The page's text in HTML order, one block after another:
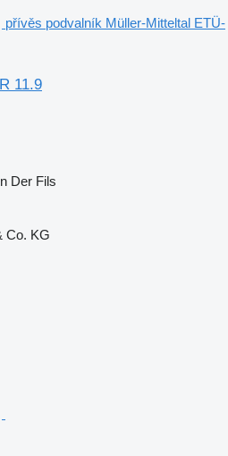
přívěs podvalník Müller-Mitteltal ETÜ-
11.9
Der Fils
Co. KG